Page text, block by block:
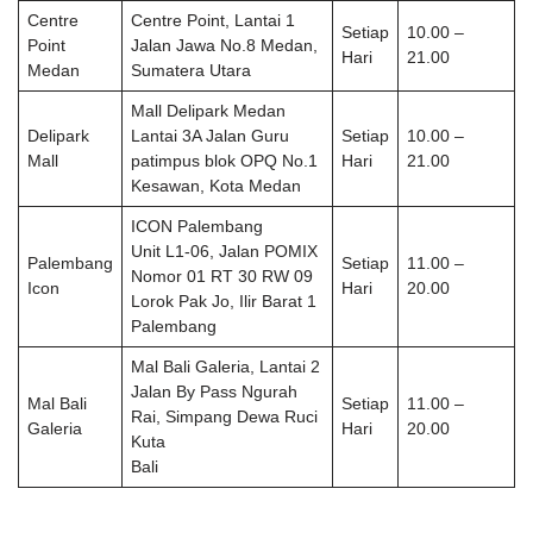
Centre
Point
Medan
Centre Point, Lantai 1
Jalan Jawa No.8 Medan,
Sumatera Utara
Setiap
Hari
10.00 –
21.00
Delipark
Mall
Mall Delipark Medan
Lantai 3A Jalan Guru
patimpus blok OPQ No.1
Kesawan, Kota Medan
Setiap
Hari
10.00 –
21.00
Palembang
Icon
ICON Palembang
Unit L1-06, Jalan POMIX
Nomor 01 RT 30 RW 09
Lorok Pak Jo, Ilir Barat 1
Palembang
Setiap
Hari
11.00 –
20.00
Mal Bali
Galeria
Mal Bali Galeria, Lantai 2
Jalan By Pass Ngurah
Rai, Simpang Dewa Ruci
Kuta
Bali
Setiap
Hari
11.00 –
20.00